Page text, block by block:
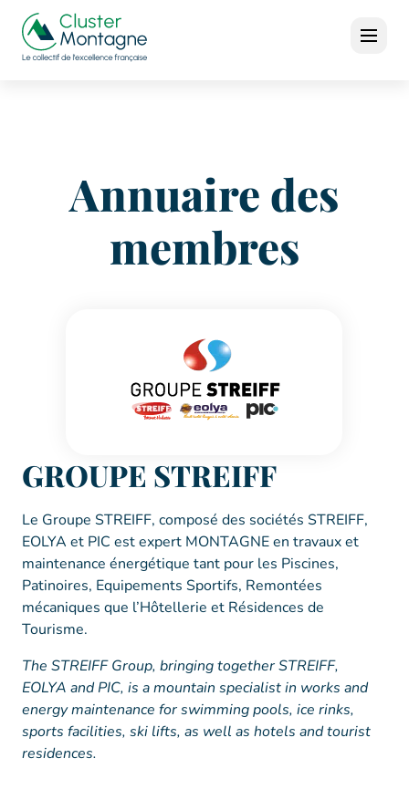
Annuaire des
membres
GROUPE STREIFF
Le Groupe STREIFF, composé des sociétés STREIFF,
EOLYA et PIC est expert MONTAGNE en travaux et
maintenance énergétique tant pour les Piscines,
Patinoires, Equipements Sportifs, Remontées
mécaniques que l’Hôtellerie et Résidences de
Tourisme.
The STREIFF Group, bringing together STREIFF,
EOLYA and PIC, is a mountain specialist in works and
energy maintenance for swimming pools, ice rinks,
sports facilities, ski lifts, as well as hotels and tourist
residences.